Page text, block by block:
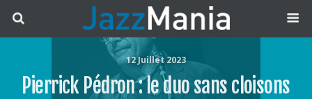
12 Juillet 2023
Pierrick Pédron : le duo sans cloisons